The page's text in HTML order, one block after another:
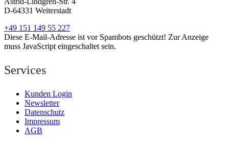
D-64331 Weiterstadt
+49 151 149 55 227
Diese E-Mail-Adresse ist vor Spambots geschützt! Zur Anzeige
muss JavaScript eingeschaltet sein.
Services
Kunden Login
Newsletter
Datenschutz
Impressum
AGB